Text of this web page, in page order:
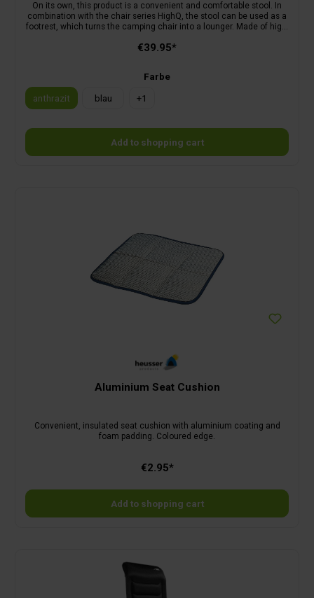
On its own, this product is a convenient and comfortable stool. In
combination with the chair series HighQ, the stool can be used as a
footrest, which turns the camping chair into a lounger. Made of high-
(601/571), you can turn your footrest into a side table.
€39.95*
Farbe
anthrazit
blau +1
Add to shopping cart
Aluminium Seat Cushion
Convenient, insulated seat cushion with aluminium coating and
foam padding. Coloured edge.
€2.95*
Add to shopping cart